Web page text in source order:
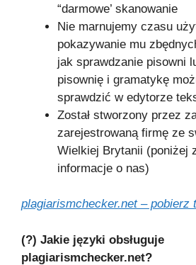
“darmowe’ skanowanie
Nie marnujemy czasu
pokazywanie mu
jak sprawdzanie pisowni
pisownię i gramatykę
sprawdzić w edytorze
Został stworzony przez
zarejestrowaną firmę ze
Wielkiej Brytanii (poniżej
informacje o nas)
plagiarismchecker.net – pobierz
(?) Jakie języki obsługuje
plagiarismchecker.net?